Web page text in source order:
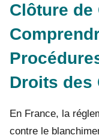
Clôture de
Droits des
En France, la
contre le